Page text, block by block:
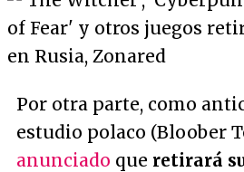
Por otra parte, como
estudio polaco (Bloober
anunciado que retirará